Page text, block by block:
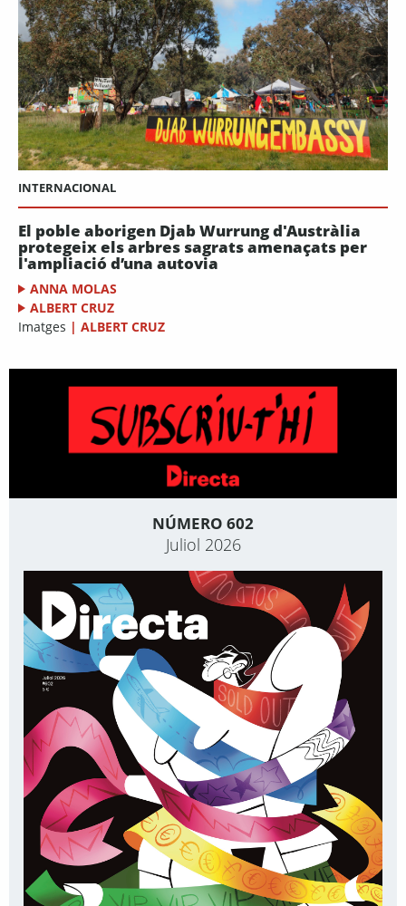
INTERNACIONAL
El poble aborigen Djab Wurrung d'Austràlia
protegeix els arbres sagrats amenaçats per
l'ampliació d’una autovia
ANNA MOLAS
ALBERT CRUZ
Imatges | ALBERT CRUZ
NÚMERO 602
Juliol 2026